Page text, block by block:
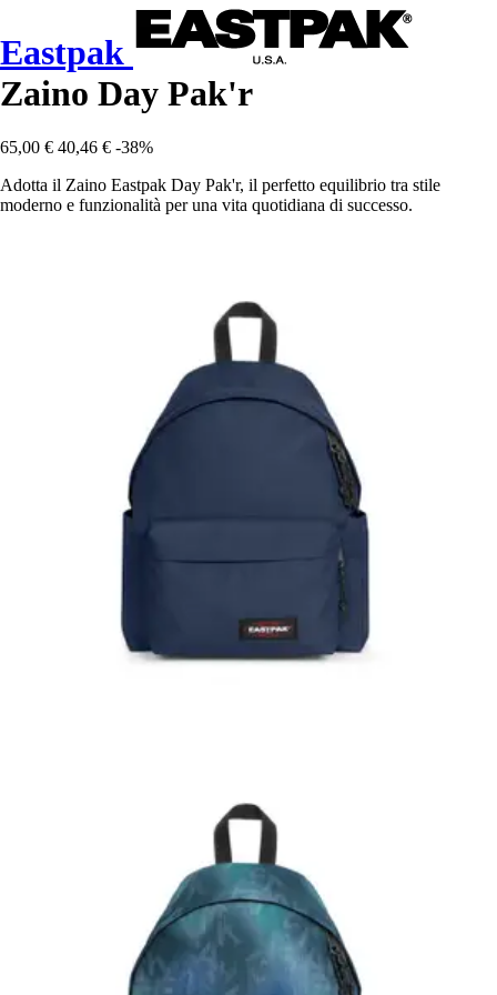
Eastpak
Zaino Day Pak'r
65,00 € 40,46 € -38%
Adotta il Zaino Eastpak Day Pak'r, il perfetto equilibrio tra stile
moderno e funzionalità per una vita quotidiana di successo.